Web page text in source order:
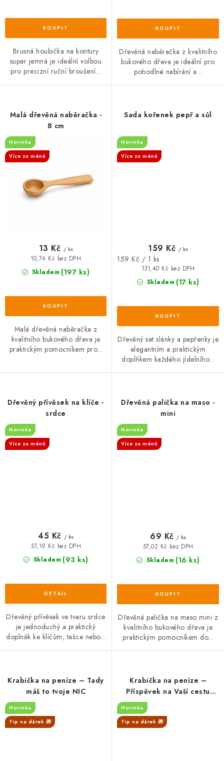
Brusná houbička na kontury
super jemná je ideální volbou
pro precizní ruční broušení...
Dřevěná naběračka z kvalitního
bukového dřeva je ideální pro
pohodlné nabírání a...
Malá dřevěná naběračka -
8 cm
Novinka
Více za méně
Skladem (197 ks)
10,74 Kč bez DPH
13 Kč / ks
Malá dřevěná naběračka z
kvalitního bukového dřeva je
praktickým pomocníkem pro...
Sada kořenek pepř a sůl
Novinka
Více za méně
Skladem (17 ks)
131,40 Kč bez DPH
159 Kč / ks
Měrná
159 Kč / 1 ks
Dřevěný set slánky a pepřenky je
elegantním a praktickým
doplňkem každého jídelního...
Dřevěný přívěsek na klíče -
srdce
Novinka
Více za méně
Skladem (93 ks)
37,19 Kč bez DPH
45 Kč / ks
Dřevěný přívěsek ve tvaru srdce
je jednoduchý a praktický
doplněk ke klíčům, tašce nebo...
Dřevěná palička na maso -
mini
Novinka
Více za méně
Skladem (16 ks)
57,02 Kč bez DPH
69 Kč / ks
Dřevěná palička na maso mini z
kvalitního bukového dřeva je
praktickým pomocníkem do...
Krabička na peníze – Tady
máš to tvoje NIC
Novinka
Tip na dárek 🎁
Krabička na peníze –
Příspěvek na Vaší cestu
Novinka
Tip na dárek 🎁